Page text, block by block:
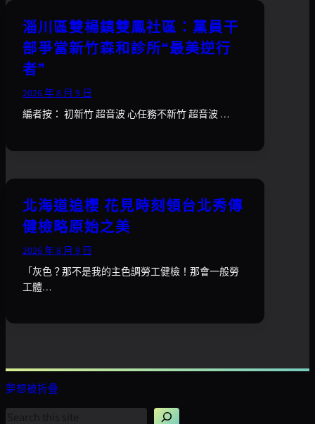
淄川區雙楊鎮雙鳳社區：黨員干
部爭當新竹森和診所“最美逆行
者”
2026 年 8 月 9 日
編者按： 初新竹 超音波 心任務不新竹 超音波 …
北海道追櫻 花見時刻領台北秀傳
健檢略原始之美
2026 年 8 月 9 日
「灰色？那不是我的主色調勞工健檢！那會一般勞
工體…
夢想被折疊